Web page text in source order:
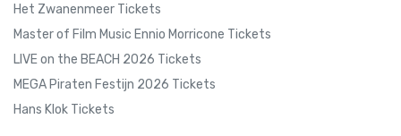
Het Zwanenmeer Tickets
Master of Film Music Ennio Morricone Tickets
LIVE on the BEACH 2026 Tickets
MEGA Piraten Festijn 2026 Tickets
Hans Klok Tickets